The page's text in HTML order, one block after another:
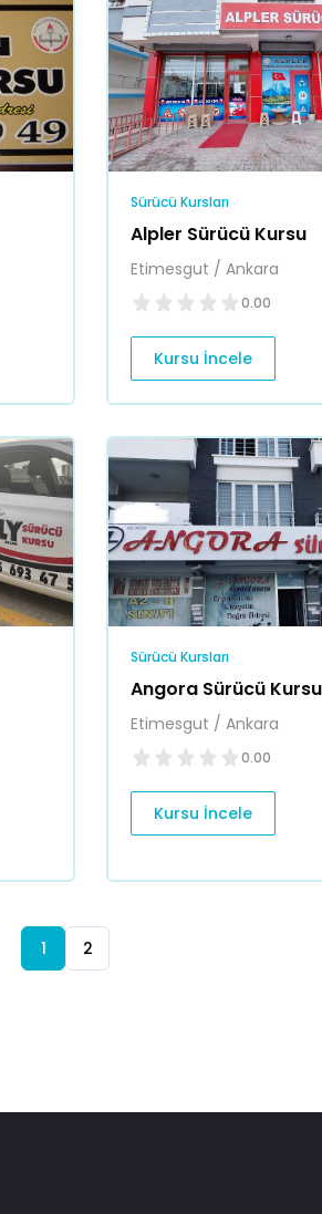
Sürücü Kursları
Alpler Sürücü Kursu
Etimesgut / Ankara
0.00
Kursu İncele
Sürücü Kursları
Angora Sürücü Kursu
Etimesgut / Ankara
0.00
Kursu İncele
1 2